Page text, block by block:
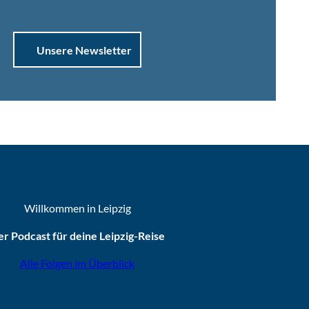
Unsere Newsletter
Willkommen in Leipzig
Podcast für deine Leipzig-Reise
Alle Folgen im Überblick